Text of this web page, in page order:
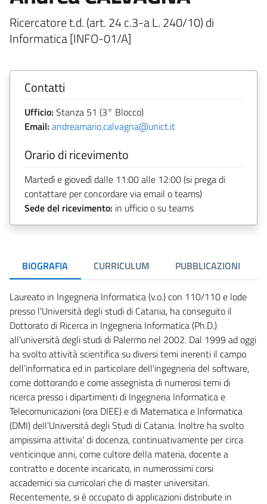
Ricercatore t.d. (art. 24 c.3-a L. 240/10) di
Informatica [INFO-01/A]
Contatti
Ufficio: Stanza 51 (3° Blocco)
Email: andreamario.calvagna@unict.it
Orario di ricevimento
Martedì e giovedì dalle 11:00 alle 12:00 (si prega di
contattare per concordare via email o teams)
Sede del ricevimento: in ufficio o su teams
BIOGRAFIA CURRICULUM PUBBLICAZIONI
Laureato in Ingegneria Informatica (v.o.) con 110/110 e lode
presso l'Università degli studi di Catania, ha conseguito il
Dottorato di Ricerca in Ingegneria Informatica (Ph.D.)
all'università degli studi di Palermo nel 2002. Dal 1999 ad oggi
ha svolto attività scientifica su diversi temi inerenti il campo
dell’informatica ed in particolare dell'ingegneria del software,
come dottorando e come assegnista di numerosi temi di
ricerca presso i dipartimenti di Ingegneria Informatica e
Telecomunicazioni (ora DIEE) e di Matematica e Informatica
(DMI) dell’Università degli Studi di Catania. Inoltre ha svolto
ampissima attivita' di docenza, continuativamente per circa
venticinque anni, come cultore della materia, docente a
contratto e docente incaricato, in numerossimi corsi
accademici sia curricolari che di master universitari.
Recentemente, si è occupato di applicazioni distribuite in